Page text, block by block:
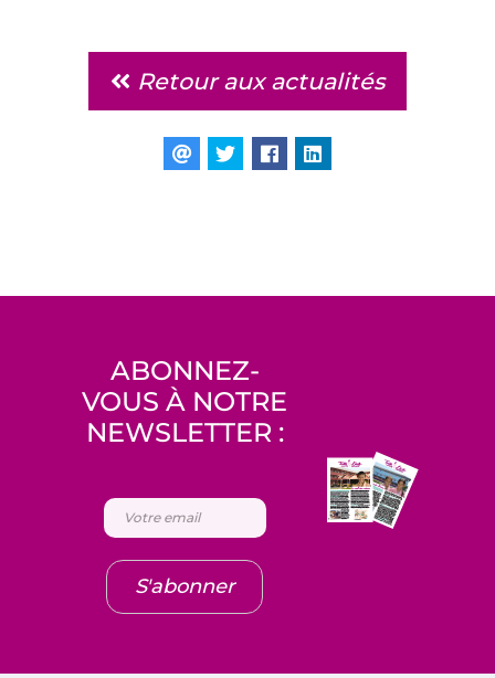
Retour aux actualités
ABONNEZ-
VOUS À NOTRE
NEWSLETTER :
S'abonner